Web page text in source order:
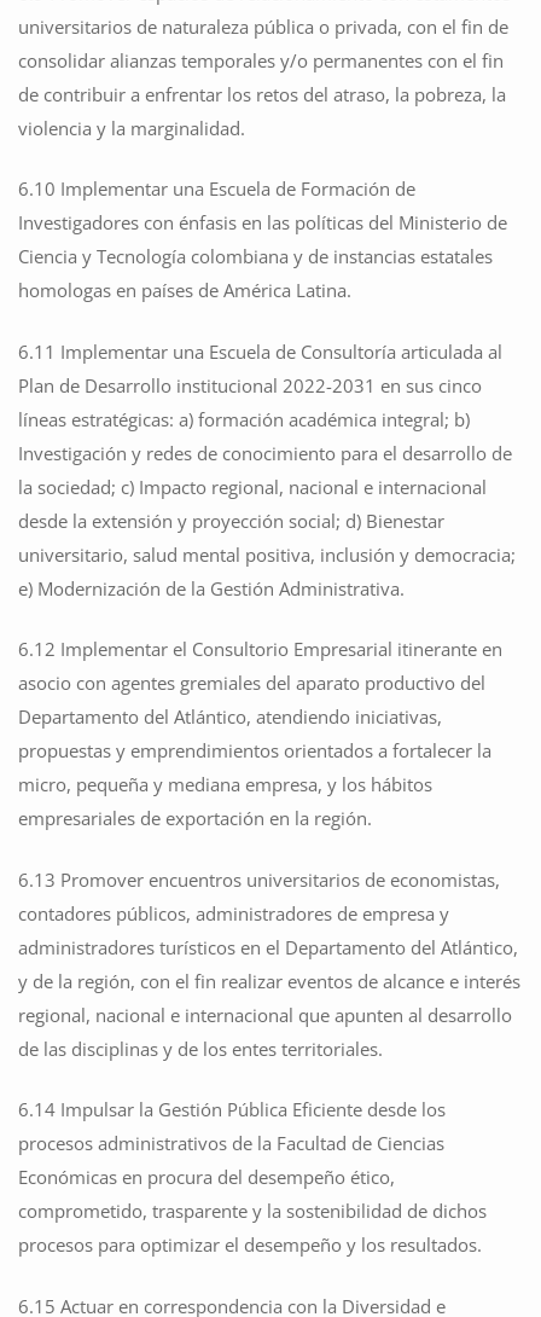
universitarios de naturaleza pública o privada, con el fin de
consolidar alianzas temporales y/o permanentes con el fin
de contribuir a enfrentar los retos del atraso, la pobreza, la
violencia y la marginalidad.
6.10 Implementar una Escuela de Formación de
Investigadores con énfasis en las políticas del Ministerio de
Ciencia y Tecnología colombiana y de instancias estatales
homologas en países de América Latina.
6.11 Implementar una Escuela de Consultoría articulada al
Plan de Desarrollo institucional 2022-2031 en sus cinco
líneas estratégicas: a) formación académica integral; b)
Investigación y redes de conocimiento para el desarrollo de
la sociedad; c) Impacto regional, nacional e internacional
desde la extensión y proyección social; d) Bienestar
universitario, salud mental positiva, inclusión y democracia;
e) Modernización de la Gestión Administrativa.
6.12 Implementar el Consultorio Empresarial itinerante en
asocio con agentes gremiales del aparato productivo del
Departamento del Atlántico, atendiendo iniciativas,
propuestas y emprendimientos orientados a fortalecer la
micro, pequeña y mediana empresa, y los hábitos
empresariales de exportación en la región.
6.13 Promover encuentros universitarios de economistas,
contadores públicos, administradores de empresa y
administradores turísticos en el Departamento del Atlántico,
y de la región, con el fin realizar eventos de alcance e interés
regional, nacional e internacional que apunten al desarrollo
de las disciplinas y de los entes territoriales.
6.14 Impulsar la Gestión Pública Eficiente desde los
procesos administrativos de la Facultad de Ciencias
Económicas en procura del desempeño ético,
comprometido, trasparente y la sostenibilidad de dichos
procesos para optimizar el desempeño y los resultados.
6.15 Actuar en correspondencia con la Diversidad e